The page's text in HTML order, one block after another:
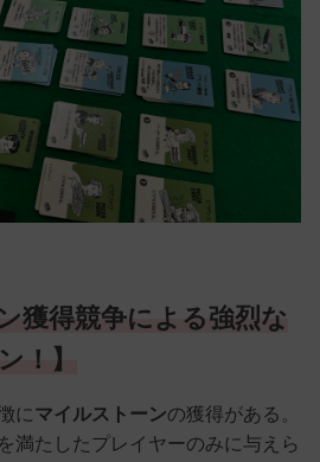
獲得競争による強烈な
！】
にマイルストーンの獲得がある。
満たしたプレイヤーのみに与えら